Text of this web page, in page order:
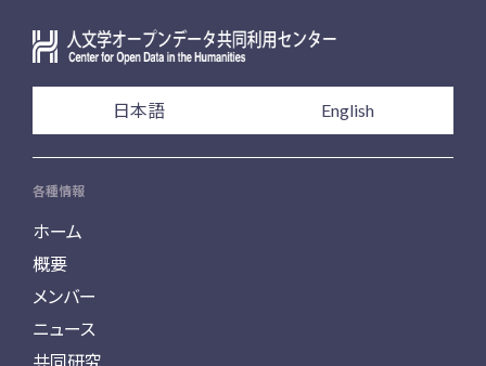
日本語 English
各種情報
ホーム
概要
メンバー
ニュース
共同研究